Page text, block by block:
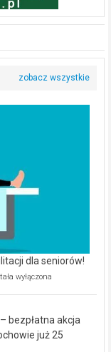
dla seniorów!
wyłączona
bezpłatna akcja
już 25